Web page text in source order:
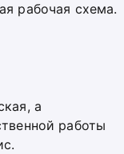
рабочая схема.
а
работы